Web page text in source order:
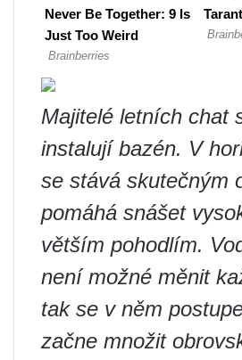
Majitelé letních chat
instalují bazén. V
se stává skutečným
pomáhá snášet
větším pohodlím.
není možné měnit
tak se v něm
začne množit